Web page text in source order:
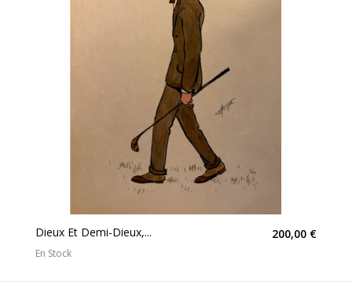
Dieux Et Demi-Dieux,... 200,00 €
En Stock